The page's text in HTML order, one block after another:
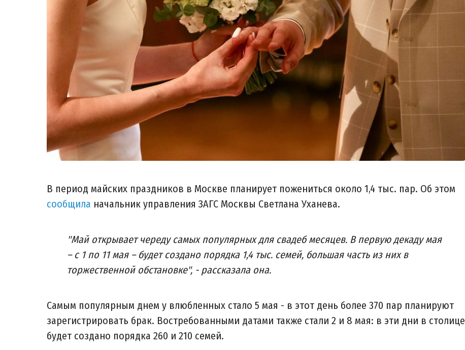
В период майских праздников в Москве планирует пожениться около 1,4 тыс. пар. Об этом
сообщила начальник управления ЗАГС Москвы Светлана Уханева.
"Май открывает череду самых популярных для свадеб месяцев. В первую декаду мая
– с 1 по 11 мая – будет создано порядка 1,4 тыс. семей, большая часть из них в
торжественной обстановке", - рассказала она.
Самым популярным днем у влюбленных стало 5 мая - в этот день более 370 пар планируют
зарегистрировать брак. Востребованными датами также стали 2 и 8 мая: в эти дни в столице
будет создано порядка 260 и 210 семей.